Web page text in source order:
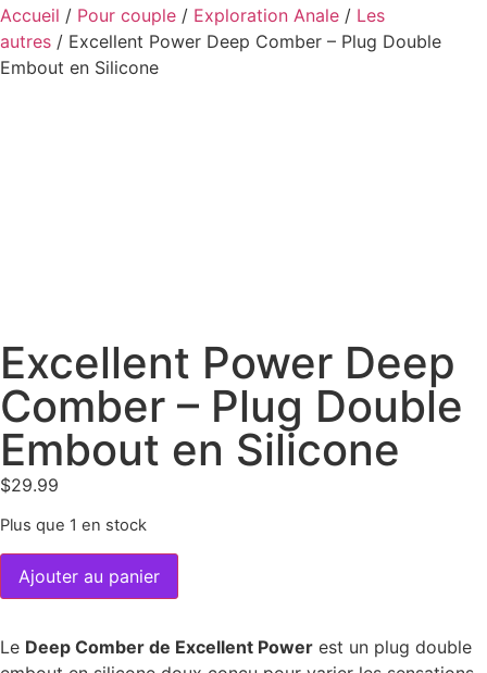
Accueil / Pour couple / Exploration Anale / Les
autres / Excellent Power Deep Comber – Plug Double
Embout en Silicone
Excellent Power Deep
Comber – Plug Double
Embout en Silicone
$29.99
Plus que 1 en stock
Ajouter au panier
Le Deep Comber de Excellent Power est un plug double